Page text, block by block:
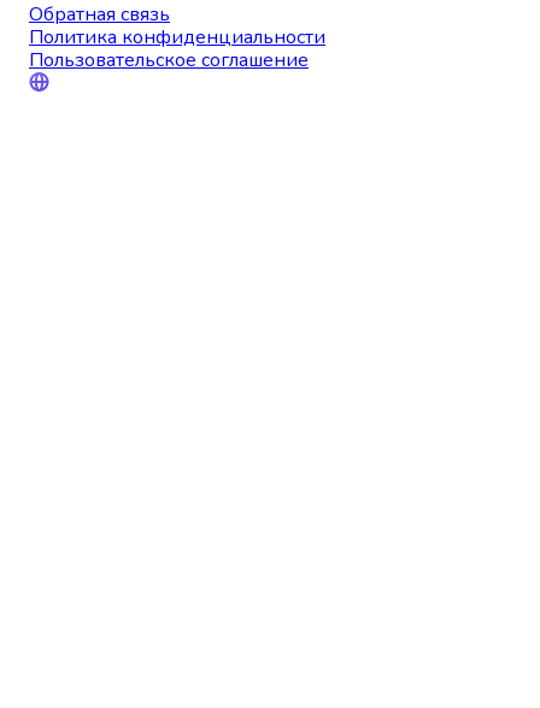
Обратная связь
Политика конфиденциальности
Пользовательское соглашение